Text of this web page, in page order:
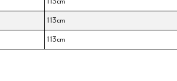
113cm
113cm